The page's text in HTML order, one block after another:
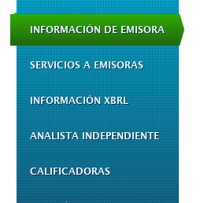
INFORMACIÓN DE EMISORA
SERVICIOS A EMISORAS
INFORMACIÓN XBRL
ANALISTA INDEPENDIENTE
CALIFICADORAS